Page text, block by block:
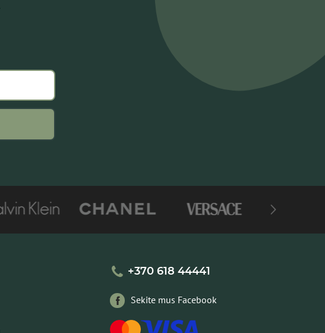
+370 618 44441
Sekite mus Facebook